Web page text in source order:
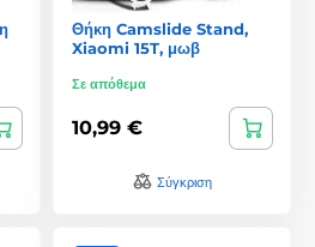
Θήκη Camslide Stand,
Xiaomi 15T, μωβ
Σε απόθεμα
10,99 €
Σύγκριση